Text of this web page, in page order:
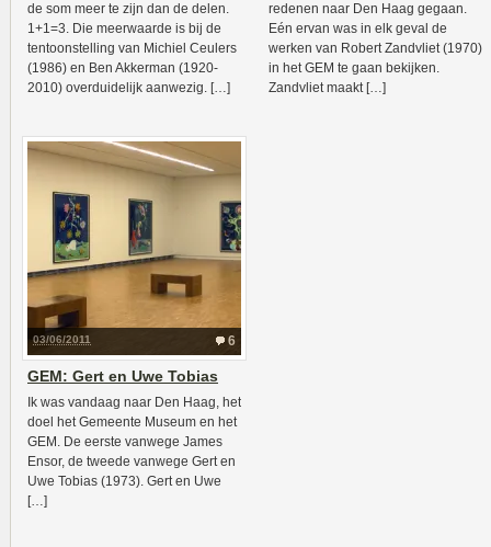
de som meer te zijn dan de delen.
1+1=3. Die meerwaarde is bij de
tentoonstelling van Michiel Ceulers
(1986) en Ben Akkerman (1920-
2010) overduidelijk aanwezig. […]
redenen naar Den Haag gegaan.
Eén ervan was in elk geval de
werken van Robert Zandvliet (1970)
in het GEM te gaan bekijken.
Zandvliet maakt […]
6
03/06/2011
GEM: Gert en Uwe Tobias
Ik was vandaag naar Den Haag, het
doel het Gemeente Museum en het
GEM. De eerste vanwege James
Ensor, de tweede vanwege Gert en
Uwe Tobias (1973). Gert en Uwe
[…]